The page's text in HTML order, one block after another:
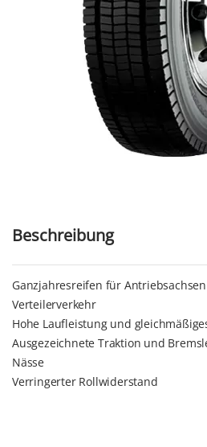
Beschreibung
Ganzjahresreifen für
Verteilerverkehr
Hohe Laufleistung und
Ausgezeichnete Traktion und
Nässe
Verringerter Rollwiderstand